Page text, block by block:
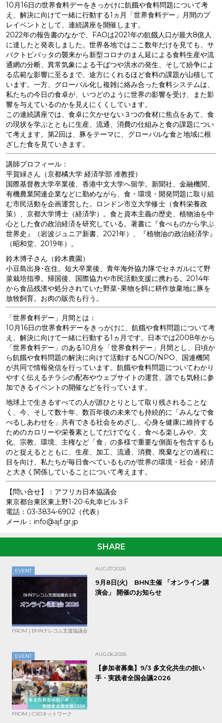
10月16日の世界食料デーをきっかけに飢餓や食料問題について考
え、解決に向けて一緒に行動する1ヵ月「世界食料デー」月間のプ
レイベントとして、連続講座を開催します。
2022年の報告書のなかで、FAOは2021年の飢餓人口が最大8億人
に達したと発表しました。世界各地ではここ数年だけを見ても、サ
バクトビバッタの襲来から新型コロナのまん延による食料生産や流
通網の分断、異常気象による干ばつや洪水の発生、そして紛争によ
る広範な影響に至るまで、途方にくれるほど食料の課題が山積して
います。一方、グローバル化し複雑に絡み合った食料システムは、
私たちの今日の食卓が、いつどのように世界の影響を受け、また影
響を与えているのかを見えにくくしています。
この連続講座では、食卓に欠かせない３つの食材に焦点をあて、食
の現状を学ぶとともに生産、流通、消費の仕組みと食の課題につい
て考えます。第2回は、豚をテーマに、グローバルな食と地域に根
ざした食を見ていきます。
講師プロフィール：
平賀緑さん（京都橘大学 経済学部 准教授）
国際基督教大学卒業後、香港中文大学へ留学。新聞社、金融機関、
有機農業関連企業などに勤めながら、食・環境・開発問題に取り組
む市民活動を企画運営した。ロンドン市立大学修士（食料栄養政
策）、京都大学博士（経済学）。食と資本主義の歴史、植物油を中
心とした食の政治経済を研究している。著書に『食べものから学ぶ
世界史』（岩波ジュニア新書、2021年）、『植物油の政治経済学』
（昭和堂、2019年）。
鈴木博子さん（鈴木農園）
小豆島出身･在住。短大卒業後、青年海外協力隊でセネガルにて野
菜栽培指導。帰国後、国際協力や市民活動支援に携わる。2014年
から食品残渣や処分されていた野菜･果物を餌に耕作放棄地に豚を
放牧飼育。お肉の販売も行う。
「世界食料デー」月間とは：
10月16日の世界食料デーをきっかけに、飢餓や食料問題について考
え、解決に向けて一緒に行動する1ヵ月です。日本では2008年から
「世界食料デー」のある10月を「世界食料デー」月間とし、日頃か
ら飢餓や食料問題の解決に向けて活動するNGO/NPO、国連機関
が共同で情報発信を行っています。飢餓や食料問題についてわかり
やすく伝えるチラシの配布やウェブサイトの運営、誰でも気軽に参
加できるイベントの開催などを行っています。
地球上で生きるすべての人が誰ひとりとして取り残されることな
く、今、そして数十年、数百年後の未来でも持続的に「みんなで食
べるしあわせを」共有できる社会をめざし、心身を健康に維持する
ためのカロリーや栄養素としてだけでなく、食べる楽しみや、文
化、宗教、環境、主権など「食」の多様で重要な側面を包含するも
のと捉えるとともに、生産、加工、流通、消費、廃棄などの過程に
目を向け、私たちが毎日食べているものが世界の環境・社会・経済
と大きく関係していることについて考えます。
【問い合せ】：アフリカ日本協議会
東京都台東区東上野1-20-6丸幸ビル３F
電話：03-3834-6902（代表）
メール：info@ajf.gr.jp
SHARE
EVENT AUG.07.2026
9月8日(火) BHN主催 「オンライン講
演会」 開催のお知らせ
FROM | BHNテレコム支援協議会
EVENT AUG.06.2026
【参加者募集】9/3 多文化共生の担い
手・実践者全国会議2026
FROM | CSOネットワーク